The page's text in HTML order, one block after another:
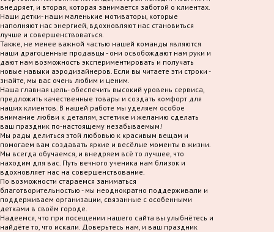
внедряет, и вторая, которая занимается заботой о клиентах.
Наши детки- наши маленькие мотиваторы, которые
наполняют нас энергией, вдохновляют нас становиться
лучше и совершенствоваться.
Также, не менее важной частью нашей команды являются
наши драгоценные продавцы - они освобождают нам руки и
дают нам возможность экспериментировать и получать
новые навыки аэродизайнеров. Если вы читаете эти строки -
знайте, мы вас очень любим и ценим.
Наша главная цель- обеспечить высокий уровень сервиса,
предложить качественные товары и создать комфорт для
наших клиентов. В нашей работе мы уделяем особое
внимание любви к деталям, эстетике и желанию сделать
ваш праздник по-настоящему незабываемым!
Мы рады делиться этой любовью к красивым вещам и
помогаем вам создавать яркие и весёлые моменты в жизни.
Мы всегда обучаемся, и внедряем всё то лучшее, что
находим для вас. Путь вечного ученика нам близок и
вдохновляет нас на совершенствование.
По возможности стараемся заниматься
благотворительностью - мы неоднократно поддерживали и
поддерживаем организации, связанные с особенными
детками в своём городе.
Надеемся, что при посещении нашего сайта вы улыбнётесь и
найдёте то, что искали. Доверьтесь нам, и ваш праздник